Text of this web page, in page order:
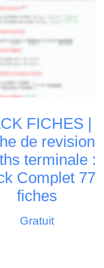
FICHES |
de revision
terminale :
Complet 77
fiches
Gratuit